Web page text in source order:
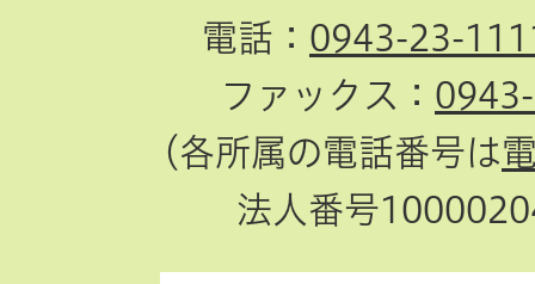
電話： 0943-23-
ファックス：
（各所属の電話番号は
法人番号